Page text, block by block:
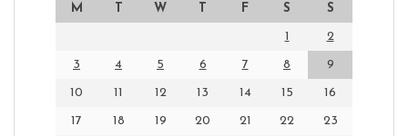
M T W T F S S
1 2
3 4 5 6 7 8 9
10 11 12 13 14 15 16
17 18 19 20 21 22 23